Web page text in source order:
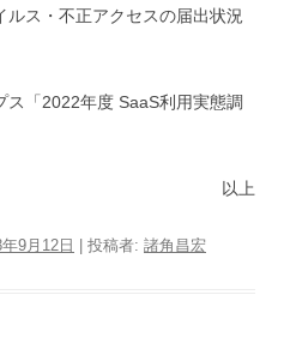
ス・不正アクセスの届出状況
「2022年度 SaaS利用実態調
以上
9月12日 投稿者: 諸角昌宏